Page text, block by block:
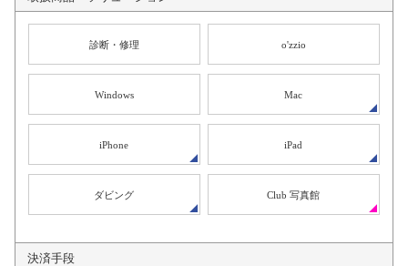
診断・修理 o'zzio
Windows Mac
iPhone iPad
ダビング Club 写真館
決済手段